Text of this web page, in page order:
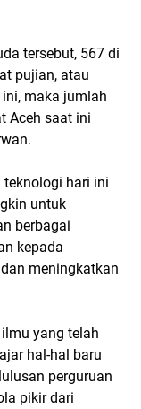
tersebut, 567 di
pujian, atau
maka jumlah
Aceh saat ini
hari ini
untuk
berbagai
kepada
meningkatkan
yang telah
hal-hal baru
perguruan
pikir dari